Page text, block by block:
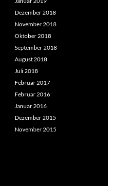
Dezember 2018
November 2018
Oktober 2018
September 2018
August 2018
Juli 2018
Februar 2017
Februar 2016
Januar 2016
Dezember 2015
November 2015